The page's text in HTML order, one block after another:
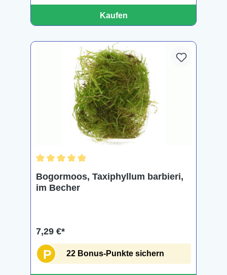
Kaufen
Bogormoos, Taxiphyllum barbieri,
im Becher
7,29 €*
P 22 Bonus-Punkte sichern